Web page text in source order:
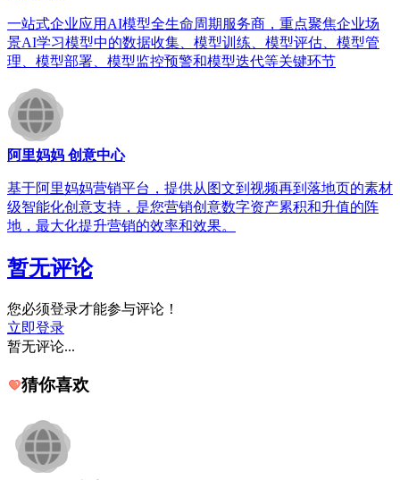
一站式企业应用AI模型全生命周期服务商，重点聚焦企业场
景AI学习模型中的数据收集、模型训练、模型评估、模型管
理、模型部署、模型监控预警和模型迭代等关键环节
阿里妈妈 创意中心
基于阿里妈妈营销平台，提供从图文到视频再到落地页的素材
级智能化创意支持，是您营销创意数字资产累积和升值的阵
地，最大化提升营销的效率和效果。
暂无评论
您必须登录才能参与评论！
立即登录
暂无评论...
猜你喜欢